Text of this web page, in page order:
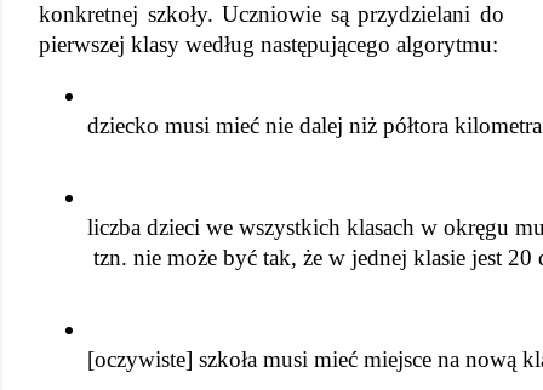
konkretnej szkoły. Uczniowie są przydzielani do
pierwszej klasy według następującego algorytmu:
dziecko musi mieć nie dalej niż półtora
liczba dzieci we wszystkich klasach w okręgu
tzn. nie może być tak, że w jednej klasie jest
[oczywiste] szkoła musi mieć miejsce na nową